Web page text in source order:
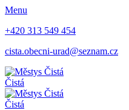
Menu
+420 313 549 454
cista.obecni-urad@seznam.cz
Čistá
Čistá